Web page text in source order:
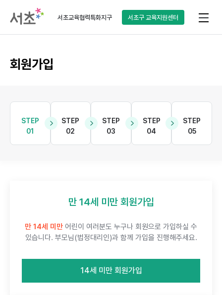
서초교육협력특화지구 서초구교육지원센터
회원가입
STEP
01
STEP
02
STEP
03
STEP
04
STEP
05
만 14세 미만 회원가입
만 14세 미만 어린이 여러분도 누구나 회원으로​ 가입하실 수
있습니다. 부모님(법정대리인)과 함께 가입을 진행해주세요.
14세 미만 회원가입